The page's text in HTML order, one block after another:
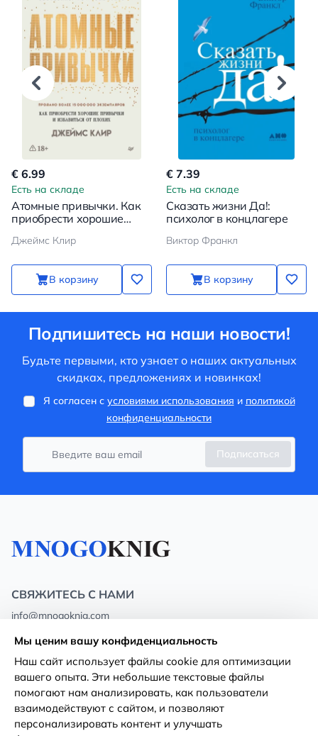
€ 6.99
Есть на складе
Атомные привычки. Как
приобрести хорошие
плохих
Джеймс Клир
В корзину
€ 7.39
Есть на складе
Сказать жизни Да!:
психолог в концлагере
Виктор Франкл
В корзину
Подпишитесь на наши новости!
Будьте первыми, кто узнает о наших актуальных
скидках, предложениях и новинках!
Я согласен с условиями использования и политикой
конфиденциальности
Подписаться
СВЯЖИТЕСЬ С НАМИ
info@mnogoknig.com
Rīga, Augusta Deglava 69d, LV-1082
О нас
Магазины
Политика
конфиденциальности
Условия использования
Мы ценим вашу конфиденциальность
Наш сайт использует файлы cookie для оптимизации
вашего опыта. Эти небольшие текстовые файлы
помогают нам анализировать, как пользователи
взаимодействуют с сайтом, и позволяют
персонализировать контент и улучшать